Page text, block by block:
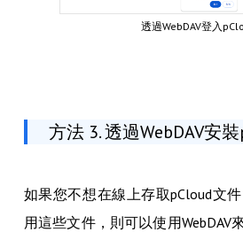
透過WebDAV登入
方法 3. 透過WebDAV安
如果您不想在線上存取pCloud文
用這些文件，則可以使用WebDAV